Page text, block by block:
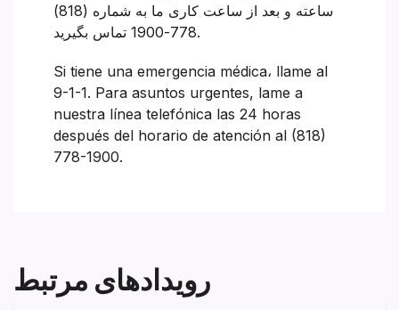
ساعته و بعد از ساعت کاری ما به شماره (818)
778-1900 تماس بگیرید.
Si tiene una emergencia médica، llame al
9-1-1. Para asuntos urgentes, lame a
nuestra línea telefónica las 24 horas
después del horario de atención al (818)
778-1900.
رویدادهای مرتبط